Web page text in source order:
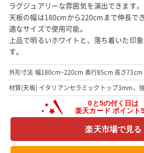
ラグジュアリーな雰囲気を演出できます。
天板の幅は180cmから220cmまで伸長で
適なサイズで使用可能。
上品で明るいホワイトと、落ち着いた印
す。
外形寸法 幅180cm~220cm 奥行85cm 高さ73cm
材質(天板) イタリアンセラミックトップ3mm、
楽天市場で見る